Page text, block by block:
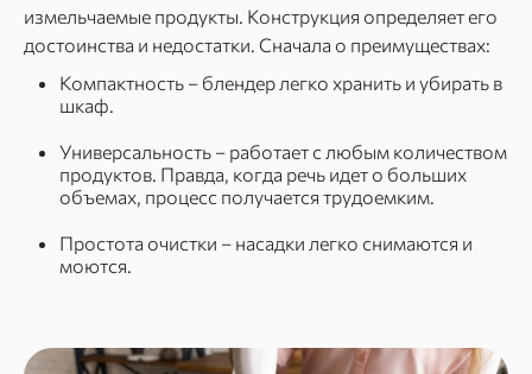
измельчаемые продукты. Конструкция определяет его
достоинства и недостатки. Сначала о преимуществах:
Компактность – блендер легко хранить и убирать в
шкаф.
Универсальность – работает с любым количеством
продуктов. Правда, когда речь идет о больших
объемах, процесс получается трудоемким.
Простота очистки – насадки легко снимаются и
моются.